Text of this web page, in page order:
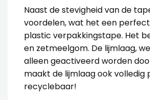
Naast de stevigheid van de
voordelen, wat het een
plastic verpakkingstape. Het
en zetmeelgom. De lijmlaag,
alleen geactiveerd worden
maakt de lijmlaag ook
recyclebaar!